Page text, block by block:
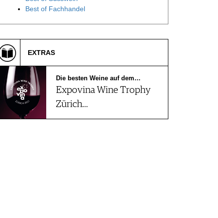
Best of Fachhandel
EXTRAS
Die besten Weine auf dem…
Expovina Wine Trophy
Zürich…